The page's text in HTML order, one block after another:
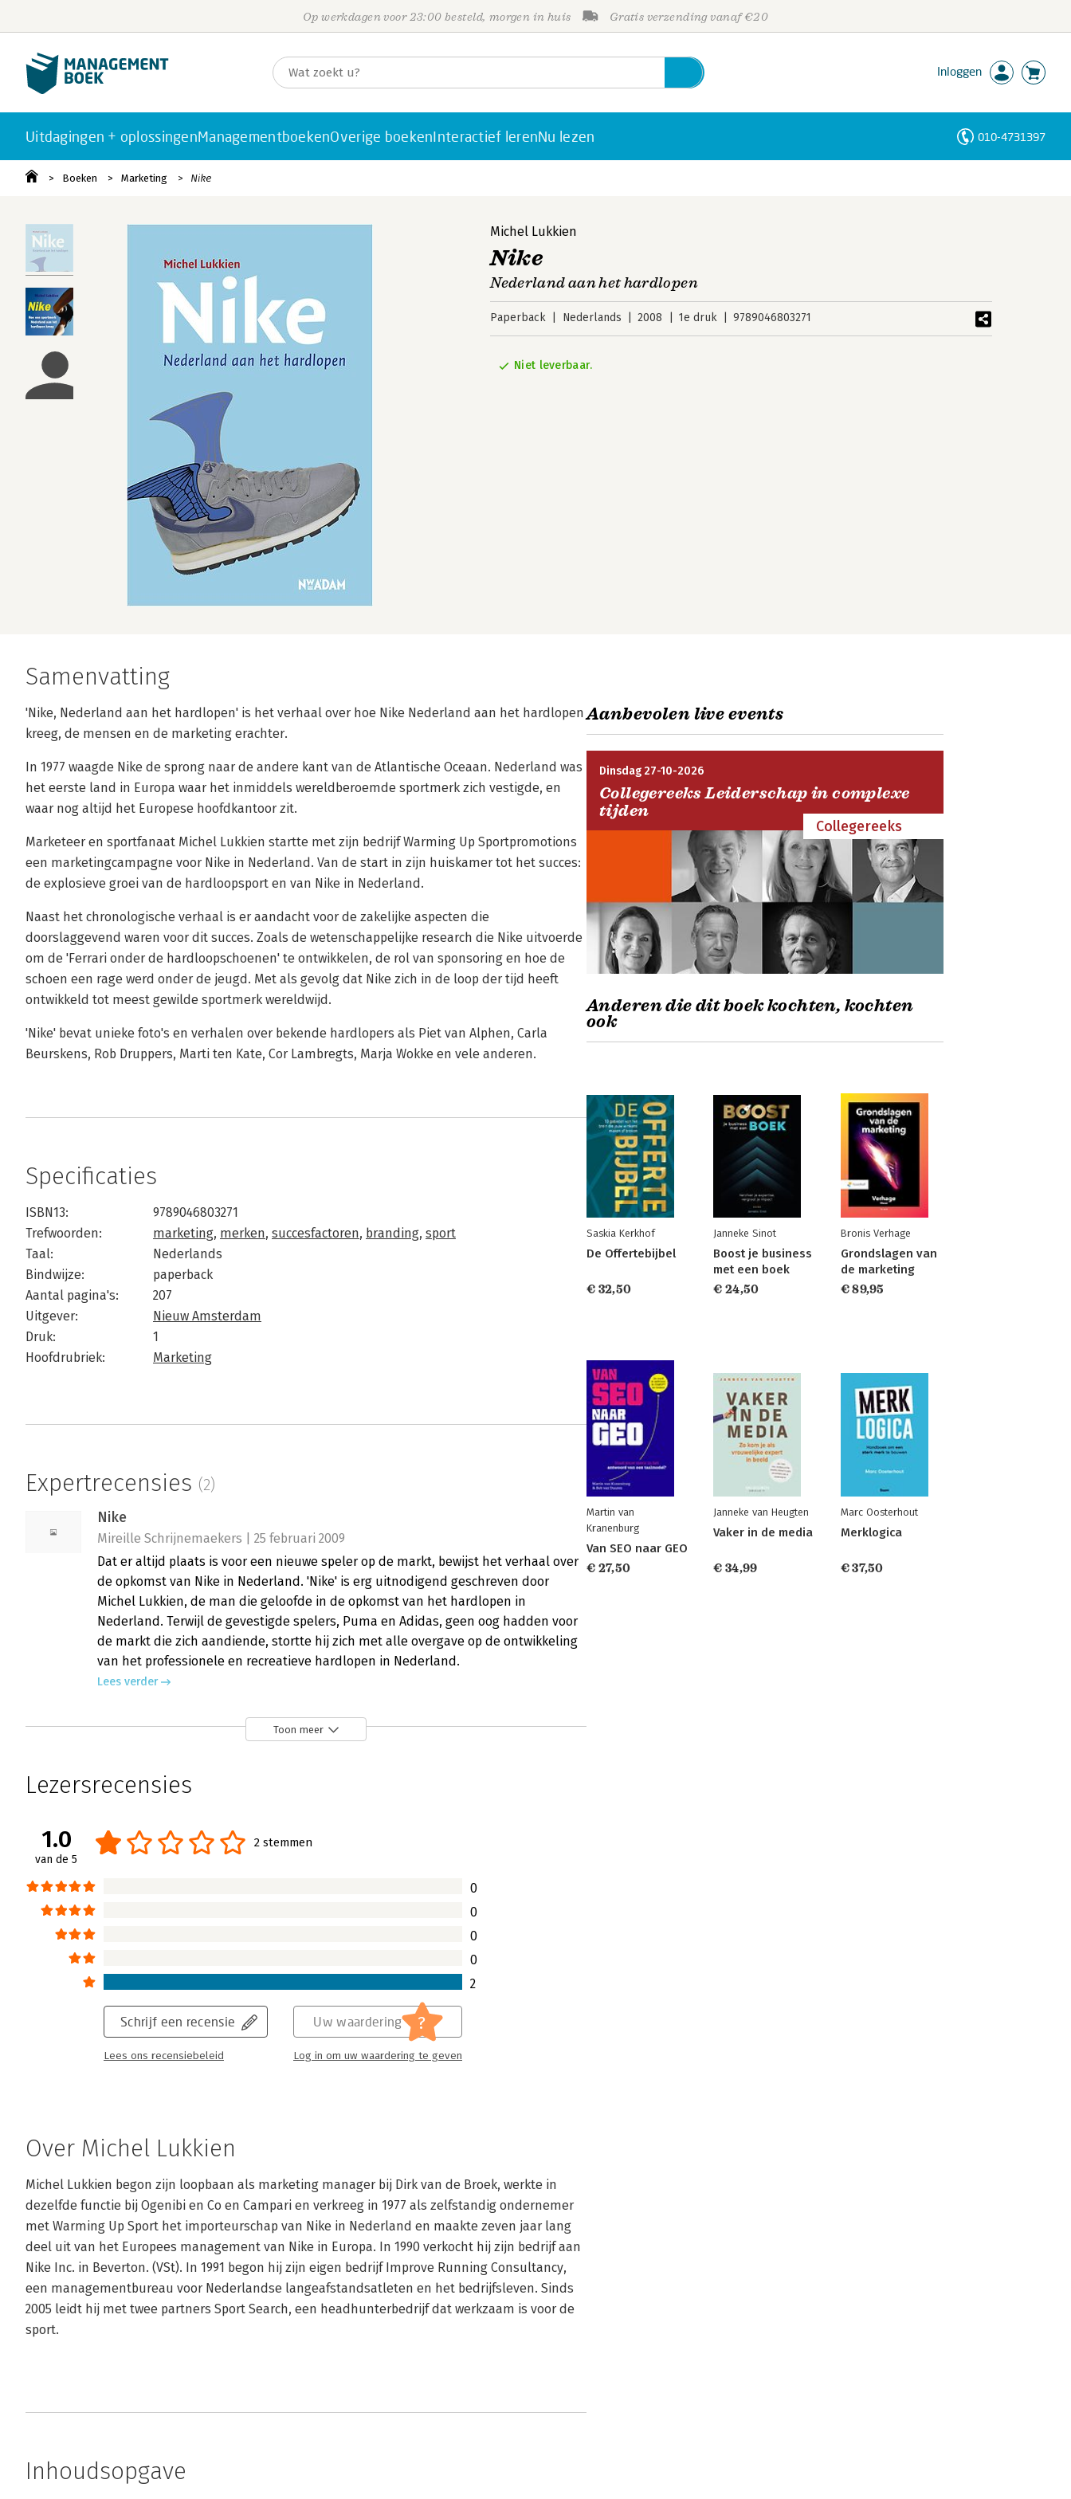
Op werkdagen voor 23:00 besteld, morgen in huis Gratis verzending vanaf €20
Inloggen
Uitdagingen + oplossingenManagementboekenOverige boekenInteractief lerenNu lezen 010-4731397
Boeken Marketing Nike
Michel Lukkien
Nike
Nederland aan het hardlopen
Paperback Nederlands 2008 1e druk 9789046803271
Niet leverbaar.
Samenvatting
'Nike, Nederland aan het hardlopen' is het verhaal over hoe Nike Nederland aan het hardlopen
kreeg, de mensen en de marketing erachter.
In 1977 waagde Nike de sprong naar de andere kant van de Atlantische Oceaan. Nederland was
het eerste land in Europa waar het inmiddels wereldberoemde sportmerk zich vestigde, en
waar nog altijd het Europese hoofdkantoor zit.
Marketeer en sportfanaat Michel Lukkien startte met zijn bedrijf Warming Up Sportpromotions
een marketingcampagne voor Nike in Nederland. Van de start in zijn huiskamer tot het succes:
de explosieve groei van de hardloopsport en van Nike in Nederland.
Naast het chronologische verhaal is er aandacht voor de zakelijke aspecten die
doorslaggevend waren voor dit succes. Zoals de wetenschappelijke research die Nike uitvoerde
om de 'Ferrari onder de hardloopschoenen' te ontwikkelen, de rol van sponsoring en hoe de
schoen een rage werd onder de jeugd. Met als gevolg dat Nike zich in de loop der tijd heeft
ontwikkeld tot meest gewilde sportmerk wereldwijd.
'Nike' bevat unieke foto's en verhalen over bekende hardlopers als Piet van Alphen, Carla
Beurskens, Rob Druppers, Marti ten Kate, Cor Lambregts, Marja Wokke en vele anderen.
Specificaties
ISBN13:
9789046803271
Trefwoorden:
marketing, merken, succesfactoren, branding, sport
Taal:
Nederlands
Bindwijze:
paperback
Aantal pagina's:
207
Uitgever:
Nieuw Amsterdam
Druk:
1
Hoofdrubriek:
Marketing
Expertrecensies (2)
Nike
Mireille Schrijnemaekers | 25 februari 2009
Dat er altijd plaats is voor een nieuwe speler op de markt, bewijst het verhaal over
de opkomst van Nike in Nederland. 'Nike' is erg uitnodigend geschreven door
Michel Lukkien, de man die geloofde in de opkomst van het hardlopen in
Nederland. Terwijl de gevestigde spelers, Puma en Adidas, geen oog hadden voor
de markt die zich aandiende, stortte hij zich met alle overgave op de ontwikkeling
van het professionele en recreatieve hardlopen in Nederland.
Lees verder
Het is nog niet zo vreselijk lang geleden dat hardlopen uitsluitend een
hightechschoeisel zoals we dat nu allemaal kennen maar ze maakten hun
kilometers op 'ordinaire' indoorschoenen (van Puma of Adidas). Michiel Lukkien, de
'Nike'. Het is een spannend 'jongensboek' over de marketing van Nike, geschreven
Toon meer
Lezersrecensies
1.0
van de 5
2 stemmen
0
0
0
0
2
Schrijf een recensie
Lees ons recensiebeleid
Uw waardering ?
Log in om uw waardering te geven
Over Michel Lukkien
Michel Lukkien begon zijn loopbaan als marketing manager bij Dirk van de Broek, werkte in
dezelfde functie bij Ogenibi en Co en Campari en verkreeg in 1977 als zelfstandig ondernemer
met Warming Up Sport het importeurschap van Nike in Nederland en maakte zeven jaar lang
deel uit van het Europees management van Nike in Europa. In 1990 verkocht hij zijn bedrijf aan
Nike Inc. in Beverton. (VSt). In 1991 begon hij zijn eigen bedrijf Improve Running Consultancy,
een managementbureau voor Nederlandse langeafstandsatleten en het bedrijfsleven. Sinds
2005 leidt hij met twee partners Sport Search, een headhunterbedrijf dat werkzaam is voor de
sport.
Inhoudsopgave
Aanbevolen live events
Dinsdag 27-10-2026
Collegereeks Leiderschap in complexe
tijden
Collegereeks
Anderen die dit boek kochten, kochten
ook
Saskia Kerkhof
De Offertebijbel
€ 32,50
Janneke Sinot
Boost je business
met een boek
€ 24,50
Bronis Verhage
Grondslagen van
de marketing
€ 89,95
Martin van
Kranenburg
Van SEO naar GEO
€ 27,50
Janneke van Heugten
Vaker in de media
€ 34,99
Marc Oosterhout
Merklogica
€ 37,50
Personen